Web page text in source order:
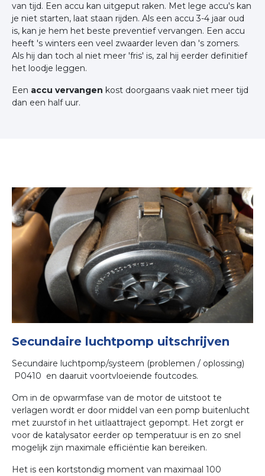
van tijd. Een accu kan uitgeput raken. Met lege accu's kan
je niet starten, laat staan rijden. Als een accu 3-4 jaar oud
is, kan je hem het beste preventief vervangen. Een accu
heeft 's winters een veel zwaarder leven dan 's zomers.
Als hij dan toch al niet meer 'fris' is, zal hij eerder definitief
het loodje leggen.
Een accu vervangen kost doorgaans vaak niet meer tijd
dan een half uur.
Secundaire luchtpomp uitschrijven
Secundaire luchtpomp/systeem (problemen / oplossing)
P0410 en daaruit voortvloeiende foutcodes.
Om in de opwarmfase van de motor de uitstoot te
verlagen wordt er door middel van een pomp buitenlucht
met zuurstof in het uitlaattraject gepompt. Het zorgt er
voor de katalysator eerder op temperatuur is en zo snel
mogelijk zijn maximale efficiëntie kan bereiken.
Het is een kortstondig moment van maximaal 100